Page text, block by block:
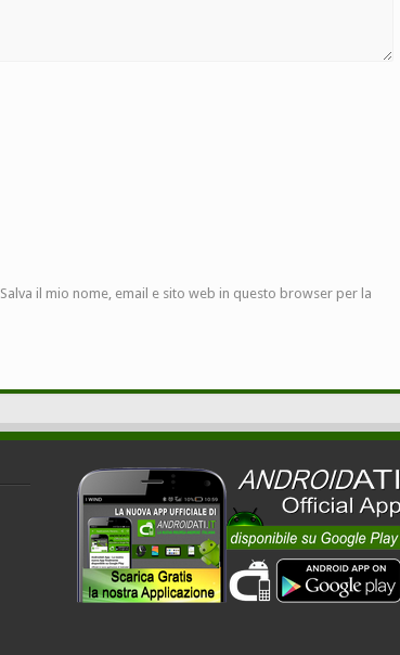
Salva il mio nome, email e sito web in questo browser per la